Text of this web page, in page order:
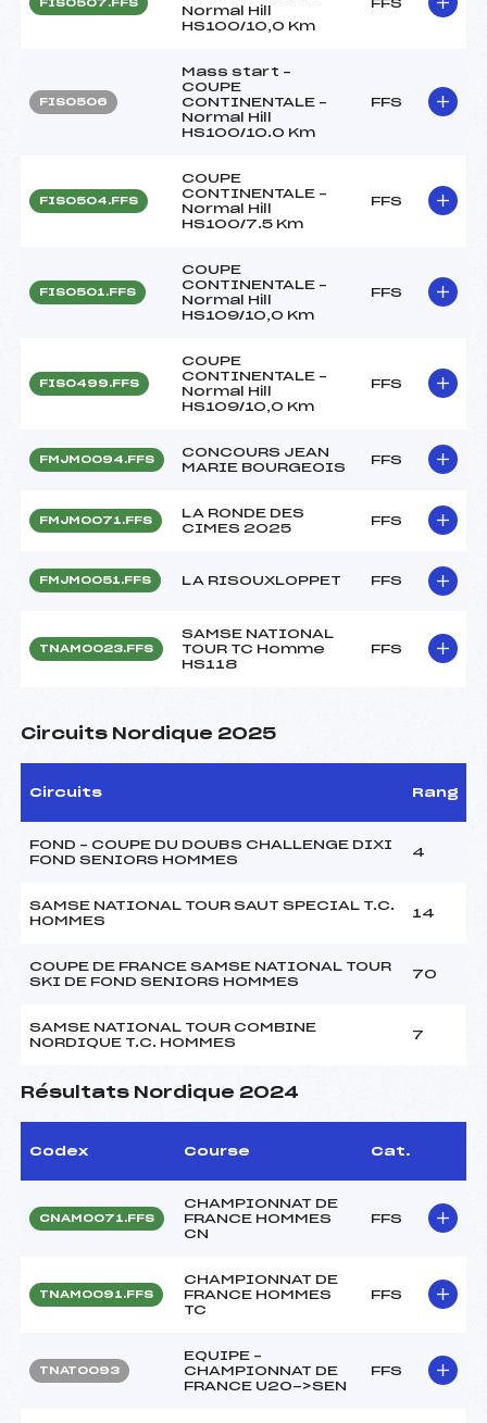
FIS0507.FFS
Normal Hill
HS100/10,0 Km
FFS
FIS0506
Mass start –
COUPE
CONTINENTALE –
Normal Hill
HS100/10.0 Km
FFS
FIS0504.FFS
COUPE
CONTINENTALE –
Normal Hill
HS100/7.5 Km
FFS
FIS0501.FFS
COUPE
CONTINENTALE –
Normal Hill
HS109/10,0 Km
FFS
FIS0499.FFS
COUPE
CONTINENTALE –
Normal Hill
HS109/10,0 Km
FFS
FMJM0094.FFS
CONCOURS JEAN
MARIE BOURGEOIS
FFS
FMJM0071.FFS
LA RONDE DES
CIMES 2025
FFS
FMJM0051.FFS LA RISOUXLOPPET FFS
TNAM0023.FFS
SAMSE NATIONAL
TOUR TC Homme
HS118
FFS
Circuits Nordique 2025
Circuits Rang
FOND – COUPE DU DOUBS CHALLENGE DIXI
FOND SENIORS HOMMES
4
SAMSE NATIONAL TOUR SAUT SPECIAL T.C.
HOMMES
14
COUPE DE FRANCE SAMSE NATIONAL TOUR
SKI DE FOND SENIORS HOMMES
70
SAMSE NATIONAL TOUR COMBINE
NORDIQUE T.C. HOMMES
7
Résultats Nordique 2024
Codex Course Cat.
CNAM0071.FFS
CHAMPIONNAT DE
FRANCE HOMMES
CN
FFS
TNAM0091.FFS
CHAMPIONNAT DE
FRANCE HOMMES
TC
FFS
TNAT0093
EQUIPE –
CHAMPIONNAT DE
FRANCE U20->SEN
FFS